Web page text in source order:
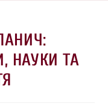
НАУКИ ТА